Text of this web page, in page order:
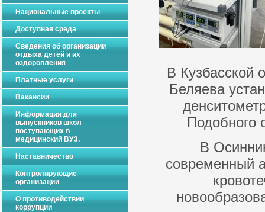
Национальные проекты
Доступная среда
Сведения об организации
отдыха детей и их
оздоровления
Платные услуги
Вакансии
Информация для
выпускников школ
поступающих в
медицинский ВУЗ.
Наставничество
Контролирующие
организации
О противодействии
коррупции
В Кузбасской
Беляева
Подобного
В
современный